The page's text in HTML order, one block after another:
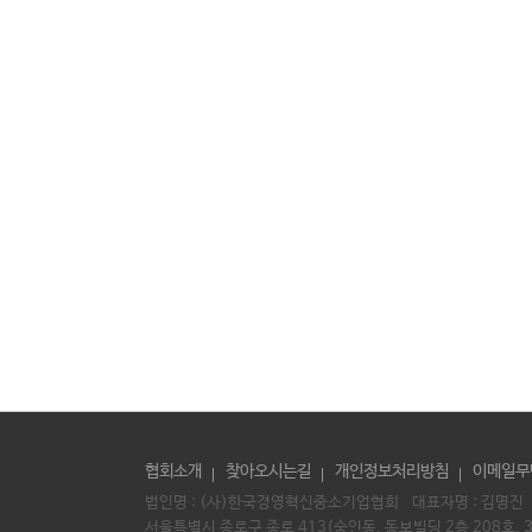
협회소개 찾아오시는길 개인정보처리방침 이메일
법인명 : (사)한국경영혁신중소기업협회 대표자명 : 김명진
서울특별시 종로구 종로 413(숭인동, 동보빌딩 2층 208호,